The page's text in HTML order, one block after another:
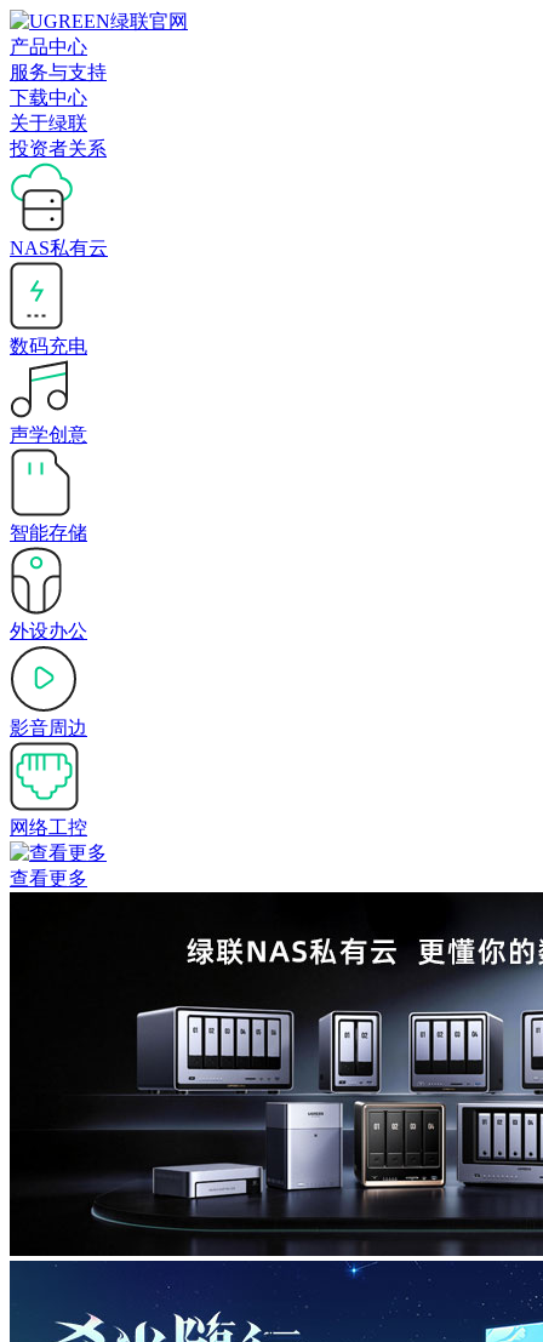
产品中心
服务与支持
下载中心
关于绿联
投资者关系
NAS私有云
数码充电
声学创意
智能存储
外设办公
影音周边
网络工控
查看更多